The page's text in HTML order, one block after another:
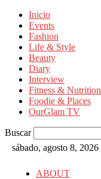
Inicio
Events
Fashion
Life & Style
Beauty
Diary
Interview
Fitness & Nutrition
Foodie & Places
OurGlam TV
Buscar
sábado, agosto 8, 2026
ABOUT